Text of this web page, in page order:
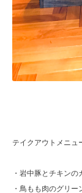
テイクアウトメニュ
・岩中豚とチキン
・鳥もも肉のグリ